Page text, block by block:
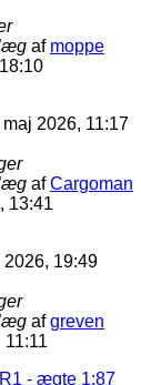
af moppe
2026, 11:17
afCargoman
13:41
2026, 19:49
afgreven
11:11
- ægte 1:87